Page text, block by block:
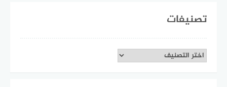
تصنيفات
تصنيفات